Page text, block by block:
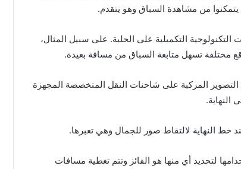
من مشاهدة السباق وهو يتقدم.
التكميلية على الحلبة. على سبيل المثال،
مختلفة تسهل متابعة السباق من مسافة بعيدة.
المركبة على شاحنات النقل المتخصصة المجهزة
النهاية.
خط النهاية لالتقاط صور للجمال وهي تعبرها.
لتحديد أي منها هو الفائز وتتم تغطية مسافات